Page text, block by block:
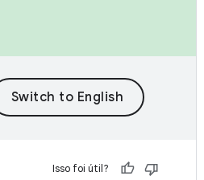
Isso foi útil?